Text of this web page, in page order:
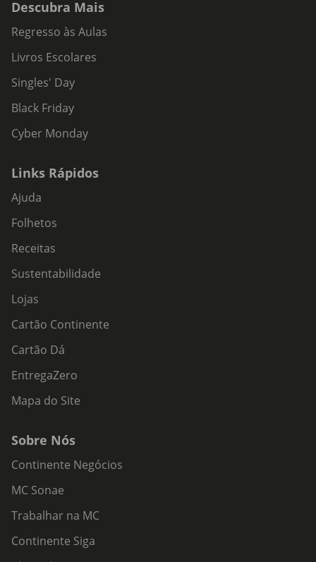
Descubra Mais
Regresso às Aulas
Livros Escolares
Singles' Day
Black Friday
Cyber Monday
Links Rápidos
Ajuda
Folhetos
Receitas
Sustentabilidade
Lojas
Cartão Continente
Cartão Dá
EntregaZero
Mapa do Site
Sobre Nós
Continente Negócios
MC Sonae
Trabalhar na MC
Continente Siga